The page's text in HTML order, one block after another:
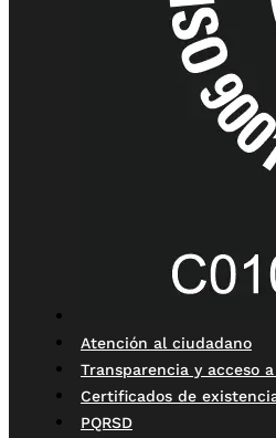
Atención al ciudadano
Transparencia y acceso
Certificados de
PQRSD